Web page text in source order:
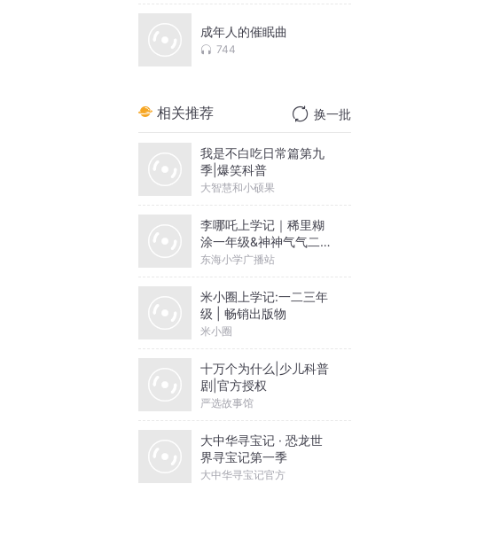
成年人的催眠曲
744
相关推荐 换一批
我是不白吃日常篇第九
季|爆笑科普
大智慧和小硕果
李哪吒上学记｜稀里糊
涂一年级&神神气气二年
级
东海小学广播站
米小圈上学记:一二三年
级 | 畅销出版物
米小圈
十万个为什么|少儿科普
剧|官方授权
严选故事馆
大中华寻宝记 · 恐龙世
界寻宝记第一季
大中华寻宝记官方